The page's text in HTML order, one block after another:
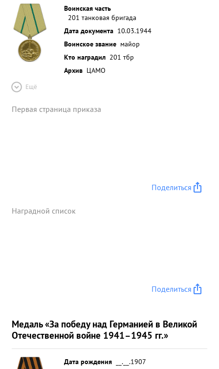
Воинская часть
201 танковая бригада
Дата документа 10.03.1944
Воинское звание майор
Кто наградил 201 тбр
Архив ЦАМО
Ещё
Первая страница приказа
Поделиться
Наградной список
Поделиться
Медаль «За победу над Германией в Великой
Отечественной войне 1941–1945 гг.»
Дата рождения
__.__.1907